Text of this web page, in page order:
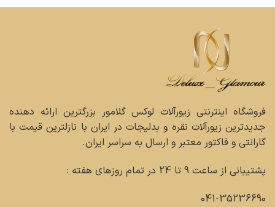
فروشگاه اینترنتی زیورآلات لوکس گلامور بزرگترین ارائه دهنده
جدیدترین زیورآلات نقره و بدلیجات در ایران با نازلترین قیمت با
گارانتی و فاکتور معتبر و ارسال به سراسر ایران.
پشتیبانی از ساعت 9 تا 24 در تمام روزهای هفته :
041-35236690